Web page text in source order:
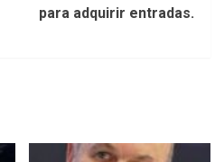
para adquirir entradas.